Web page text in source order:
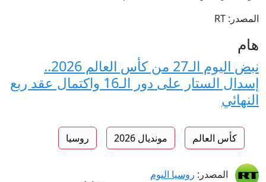
المصدر: RT
هام
نبض اليوم الـ27 من كأس العالم 2026..
إسدال الستار على دور الـ16 واكتمال عقد ربع
النهائي
كأس العالم مونديال 2026 روسيا
المصدر: روسيا اليوم